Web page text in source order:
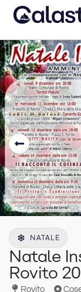
NATALE
Natale
Rovito
Rovito